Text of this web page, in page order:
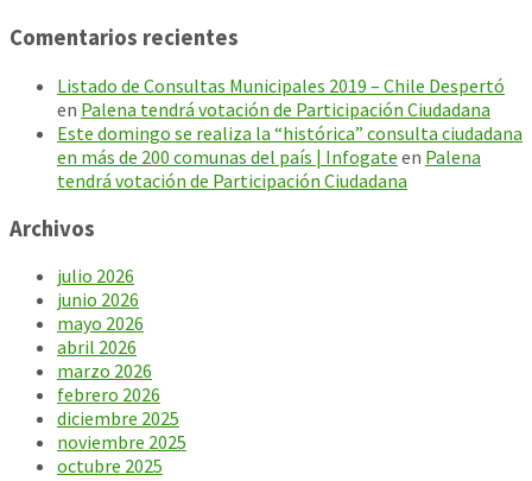
Comentarios recientes
Listado de Consultas Municipales 2019 – Chile Despertó
en Palena tendrá votación de Participación Ciudadana
Este domingo se realiza la “histórica” consulta ciudadana
en más de 200 comunas del país | Infogate en Palena
tendrá votación de Participación Ciudadana
Archivos
julio 2026
junio 2026
mayo 2026
abril 2026
marzo 2026
febrero 2026
diciembre 2025
noviembre 2025
octubre 2025